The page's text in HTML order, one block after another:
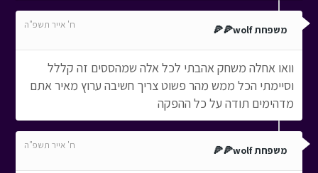
משפחת wolf🍕🍕 ח' אייר תשפ"ה
וואו אחלה משחק אהבתי לכל אלה שמהססים זה קללל
וסיימתי הכל ממש מהר פשוט צריך חשיבה ערוץ מאיר אתם
מדהימים תודה על כל ההפקה
משפחת wolf🍕🍕 ח' אייר תשפ"ה